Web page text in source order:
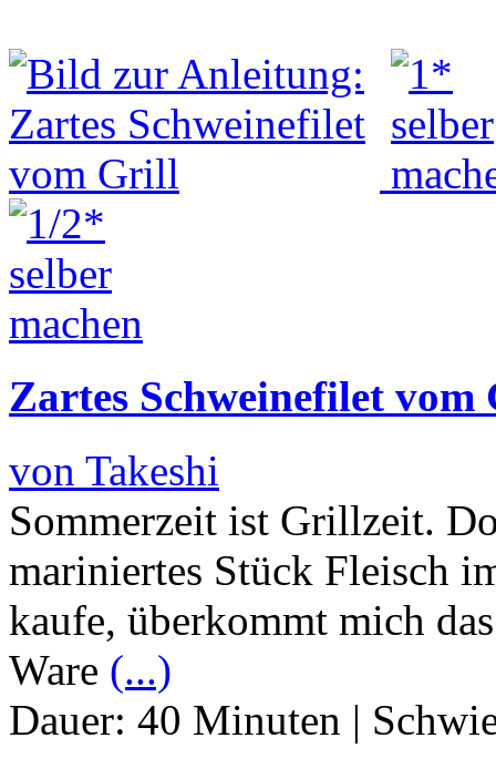
Zartes Schweinefilet
von Takeshi
Sommerzeit ist Grillzeit.
mariniertes Stück Fleisch
kaufe, überkommt mich
Ware (...)
Dauer: 40 Minuten |